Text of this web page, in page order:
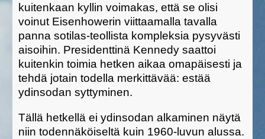
kuitenkaan kyllin voimakas, että se olisi
voinut Eisenhowerin viittaamalla tavalla
panna sotilas-teollista kompleksia pysyvästi
aisoihin. Presidenttinä Kennedy saattoi
kuitenkin toimia hetken aikaa omapäisesti ja
tehdä jotain todella merkittävää: estää
ydinsodan syttyminen.
Tällä hetkellä ei ydinsodan alkaminen näytä
niin todennäköiseltä kuin 1960-luvun alussa.